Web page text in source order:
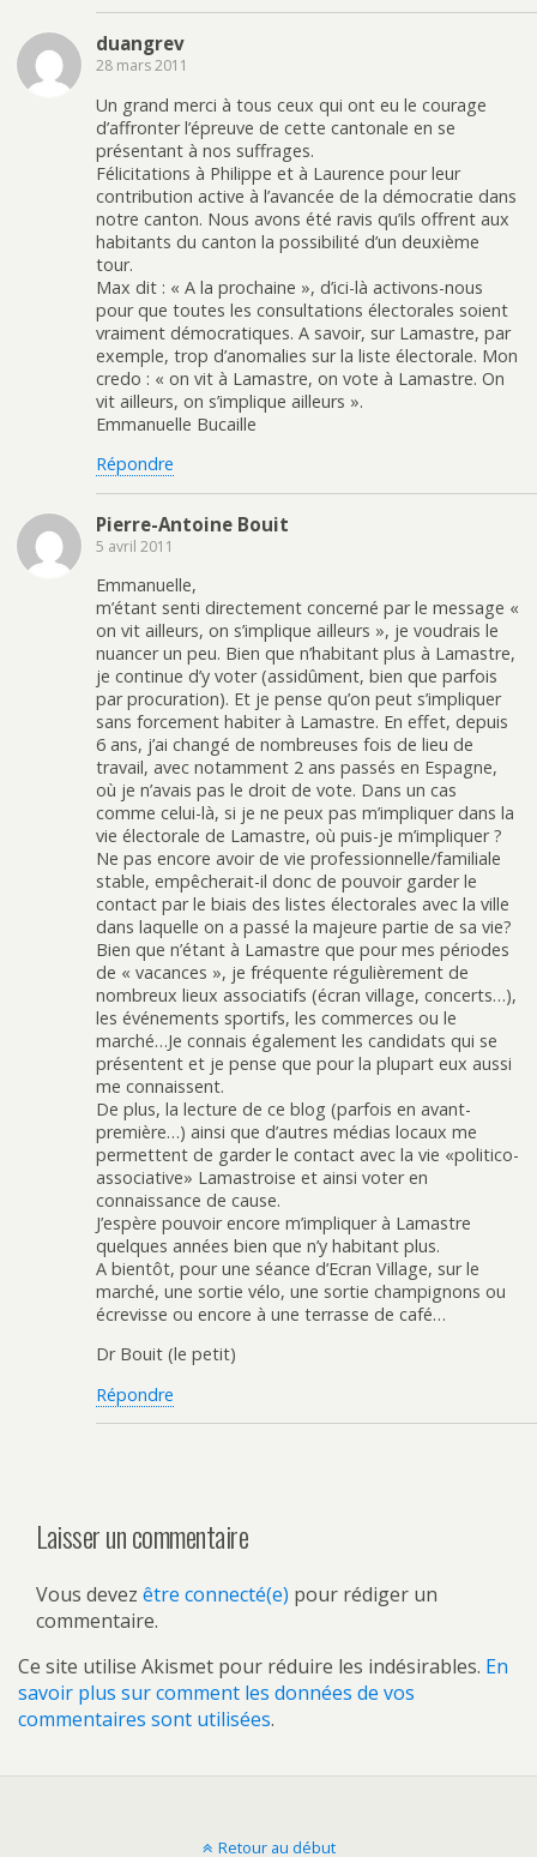
duangrev
28 mars 2011
Un grand merci à tous ceux qui ont eu le courage
d’affronter l’épreuve de cette cantonale en se
présentant à nos suffrages.
Félicitations à Philippe et à Laurence pour leur
contribution active à l’avancée de la démocratie dans
notre canton. Nous avons été ravis qu’ils offrent aux
habitants du canton la possibilité d’un deuxième
tour.
Max dit : « A la prochaine », d’ici-là activons-nous
pour que toutes les consultations électorales soient
vraiment démocratiques. A savoir, sur Lamastre, par
exemple, trop d’anomalies sur la liste électorale. Mon
credo : « on vit à Lamastre, on vote à Lamastre. On
vit ailleurs, on s’implique ailleurs ».
Emmanuelle Bucaille
Répondre
Pierre-Antoine Bouit
5 avril 2011
Emmanuelle,
m’étant senti directement concerné par le message «
on vit ailleurs, on s’implique ailleurs », je voudrais le
nuancer un peu. Bien que n’habitant plus à Lamastre,
je continue d’y voter (assidûment, bien que parfois
par procuration). Et je pense qu’on peut s’impliquer
sans forcement habiter à Lamastre. En effet, depuis
6 ans, j’ai changé de nombreuses fois de lieu de
travail, avec notamment 2 ans passés en Espagne,
où je n’avais pas le droit de vote. Dans un cas
comme celui-là, si je ne peux pas m’impliquer dans la
vie électorale de Lamastre, où puis-je m’impliquer ?
Ne pas encore avoir de vie professionnelle/familiale
stable, empêcherait-il donc de pouvoir garder le
contact par le biais des listes électorales avec la ville
dans laquelle on a passé la majeure partie de sa vie?
Bien que n’étant à Lamastre que pour mes périodes
de « vacances », je fréquente régulièrement de
nombreux lieux associatifs (écran village, concerts…),
les événements sportifs, les commerces ou le
marché…Je connais également les candidats qui se
présentent et je pense que pour la plupart eux aussi
me connaissent.
De plus, la lecture de ce blog (parfois en avant-
première…) ainsi que d’autres médias locaux me
permettent de garder le contact avec la vie «politico-
associative» Lamastroise et ainsi voter en
connaissance de cause.
J’espère pouvoir encore m’impliquer à Lamastre
quelques années bien que n’y habitant plus.
A bientôt, pour une séance d’Ecran Village, sur le
marché, une sortie vélo, une sortie champignons ou
écrevisse ou encore à une terrasse de café…
Dr Bouit (le petit)
Répondre
Laisser un commentaire
Vous devez être connecté(e) pour rédiger un
commentaire.
Ce site utilise Akismet pour réduire les indésirables. En
savoir plus sur comment les données de vos
commentaires sont utilisées.
Retour au début